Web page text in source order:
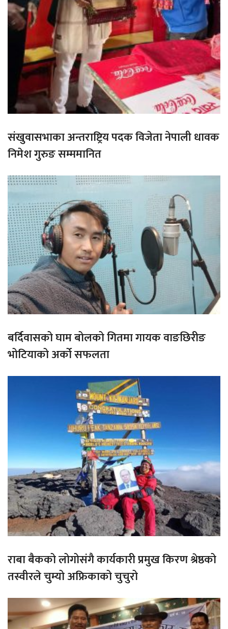
संखुवासभाका अन्तराष्ट्रिय पदक विजेता नेपाली धावक
निमेश गुरुङ सम्ममानित
बर्दिवासको घाम बोलको गितमा गायक वाङछिरीङ
भोटियाको अर्को सफलता
राबा बैकको लोगोसंगै कार्यकारी प्रमुख किरण श्रेष्ठको
तस्वीरले चुम्यो अफ्रिकाको चुचुरो